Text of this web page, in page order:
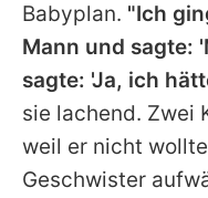
Babyplan. "Ich
Mann und sagte:
sagte: 'Ja, ich
sie lachend. Zwei
weil er nicht
Geschwister